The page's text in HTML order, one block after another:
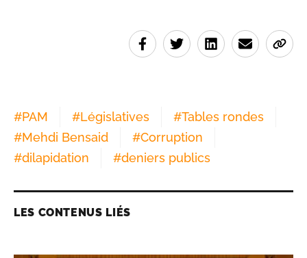
#PAM #Législatives #Tables rondes
#Mehdi Bensaid #Corruption
#dilapidation #deniers publics
LES CONTENUS LIÉS